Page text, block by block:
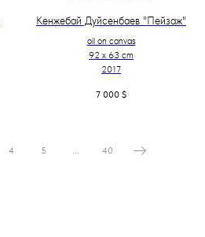
Кенжебай Дуйсенбаев "Пейзаж"
oil on canvas
92 x 63 cm
2017
7 000 $
4 5 ... 40